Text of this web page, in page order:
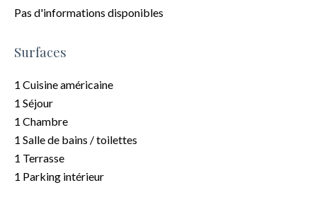
Pas d'informations disponibles
Surfaces
1 Cuisine américaine
1 Séjour
1 Chambre
1 Salle de bains / toilettes
1 Terrasse
1 Parking intérieur